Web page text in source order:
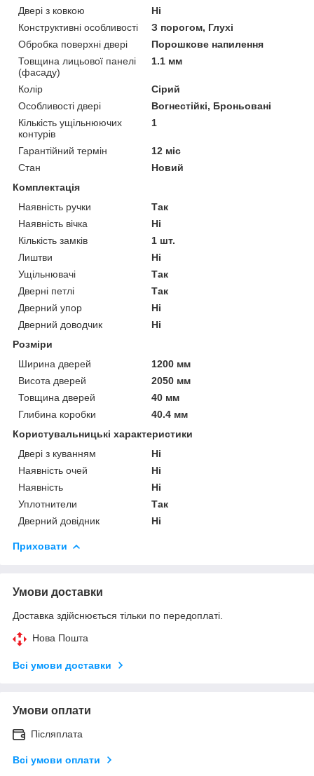
Двері з ковкою
Ні
Конструктивні особливості
З порогом, Глухі
Обробка поверхні двері
Порошкове напилення
Товщина лицьової панелі
(фасаду)
1.1 мм
Колір
Сірий
Особливості двері
Вогнестійкі, Броньовані
Кількість ущільнюючих
контурів
1
Гарантійний термін
12 міс
Стан
Новий
Комплектація
Наявність ручки
Так
Наявність вічка
Ні
Кількість замків
1 шт.
Лиштви
Ні
Ущільнювачі
Так
Дверні петлі
Так
Дверний упор
Ні
Дверний доводчик
Ні
Розміри
Ширина дверей
1200 мм
Висота дверей
2050 мм
Товщина дверей
40 мм
Глибина коробки
40.4 мм
Користувальницькі характеристики
Двері з куванням
Ні
Наявність очей
Ні
Наявність
Ні
Уплотнители
Так
Дверний довідник
Ні
Приховати
Умови доставки
Доставка здійснюється тільки по передоплаті.
Нова Пошта
Всі умови доставки
Умови оплати
Післяплата
Всі умови оплати